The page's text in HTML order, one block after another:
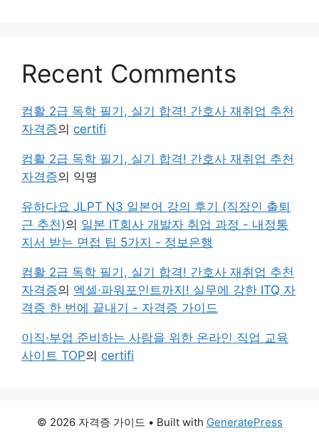
Recent Comments
컴활 2급 독학 필기, 실기 합격! 간호사 재취업 추천
자격증의 certifi
컴활 2급 독학 필기, 실기 합격! 간호사 재취업 추천
자격증의 익명
유하다요 JLPT N3 일본어 강의 후기 (직장인 출퇴
근 추천)의 일본 IT회사 개발자 취업 과정 - 내정통
지서 받는 면접 팁 5가지 - 정보은행
컴활 2급 독학 필기, 실기 합격! 간호사 재취업 추천
자격증의 엑셀·파워포인트까지! 실무에 강한 ITQ 자
격증 한 번에 끝내기 - 자격증 가이드
이직·부업 준비하는 사람을 위한 온라인 직업 교육
사이트 TOP의 certifi
© 2026 자격증 가이드 • Built with GeneratePress